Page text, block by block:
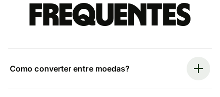
frequentes
Como converter entre moedas?